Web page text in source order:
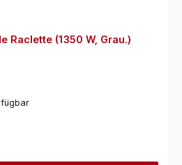
Raclette (1350 W, Grau.)